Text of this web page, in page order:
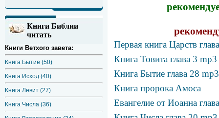
Книги Библии
читать
Книги Ветхого завета:
Книга Бытие (50)
Книга Исход (40)
Книга Левит (27)
Книга Числа (36)
Первая книга Царств
Книга Товита глава 3 mp3
Книга Бытие глава 28 mp3
Книга пророка Амоса
Евангелие от Иоанна